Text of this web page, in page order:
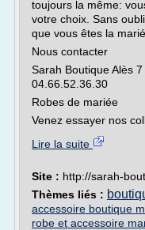
toujours la même:
votre choix. Sans
que vous êtes la
Nous contacter
Sarah Boutique Alès
04.66.52.36.30
Robes de mariée
Venez essayer nos
Lire la suite
Site : http://sarah-
Thèmes liés :
accessoire boutique
robe et accessoire